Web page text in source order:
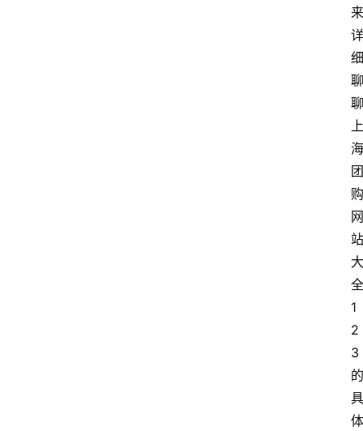
来
详
细
聊
聊
上
海
团
购
网
站
大
全
1
2
3
的
具
体